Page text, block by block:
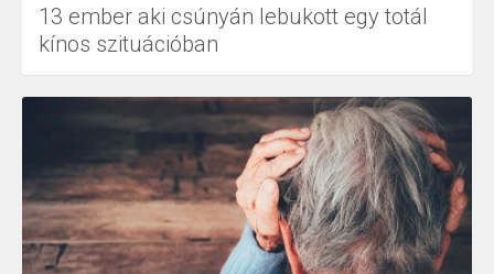
13 ember aki csúnyán lebukott egy totál
kínos szituációban